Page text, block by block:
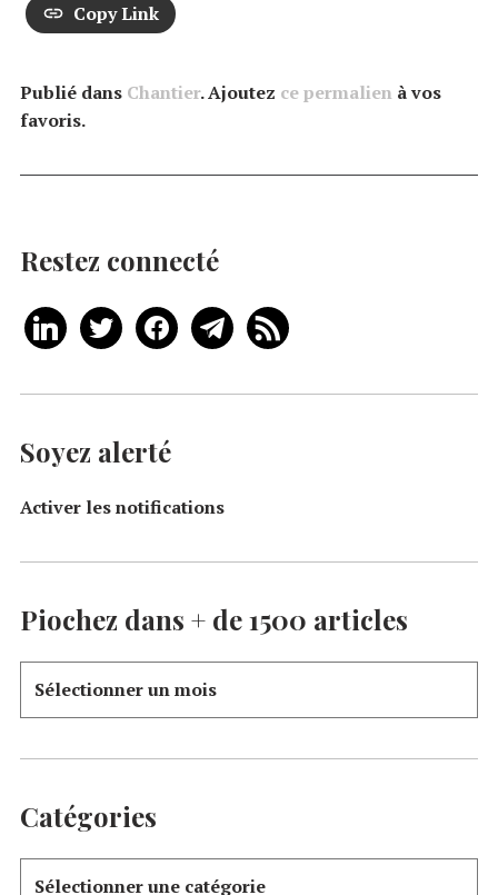
Copy Link
Publié dans Chantier. Ajoutez ce permalien à vos
favoris.
Restez connecté
Soyez alerté
Activer les notifications
Piochez dans + de 1500 articles
Catégories